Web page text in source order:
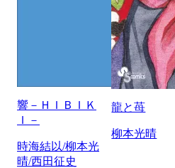
響－ＨＩＢＩＫ
Ｉ－
時海結以/柳本光
晴/西田征史
龍と苺
柳本光晴